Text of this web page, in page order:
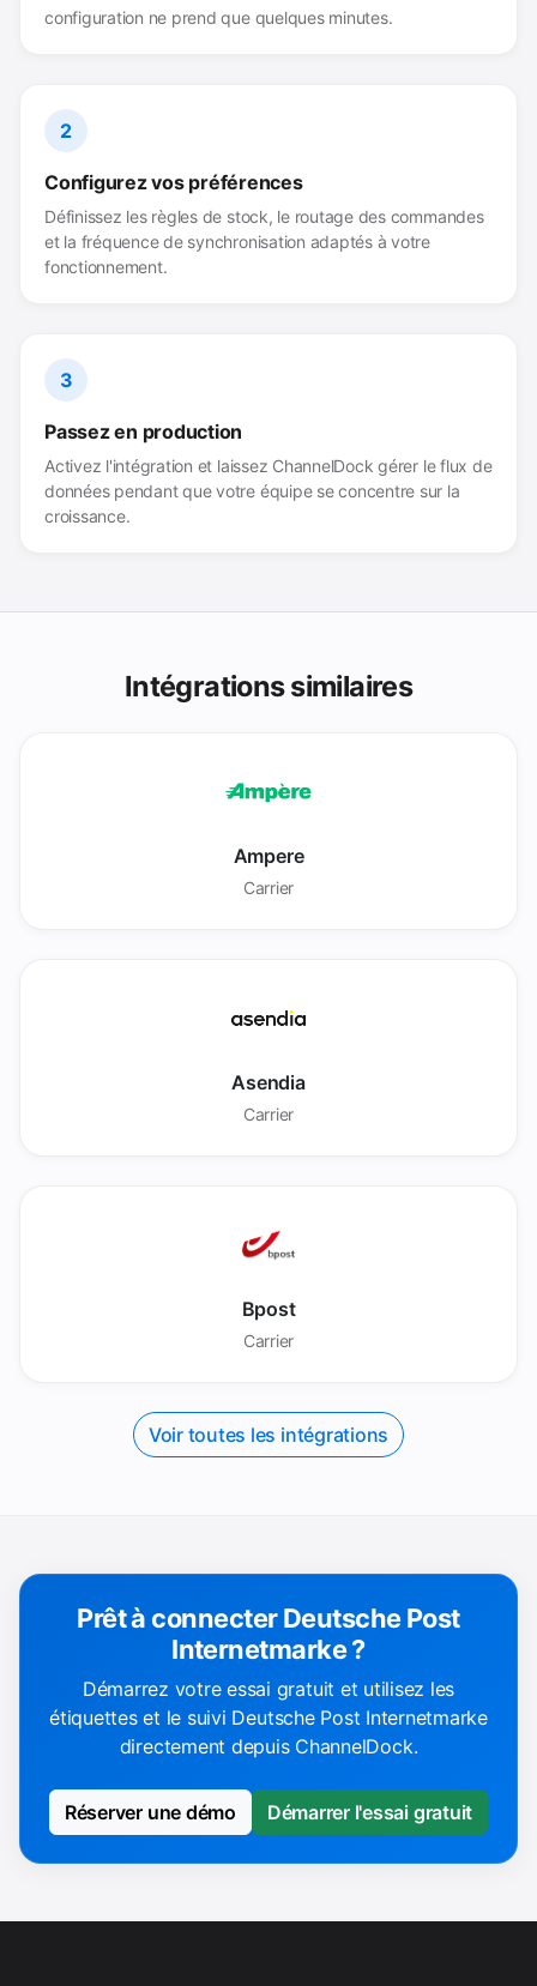
configuration ne prend que quelques minutes.
2
Configurez vos préférences
Définissez les règles de stock, le routage des commandes
et la fréquence de synchronisation adaptés à votre
fonctionnement.
3
Passez en production
Activez l'intégration et laissez ChannelDock gérer le flux de
données pendant que votre équipe se concentre sur la
croissance.
Intégrations similaires
Ampere
Carrier
Asendia
Carrier
Bpost
Carrier
Voir toutes les intégrations
Prêt à connecter Deutsche Post
Internetmarke ?
Démarrez votre essai gratuit et utilisez les
étiquettes et le suivi Deutsche Post Internetmarke
directement depuis ChannelDock.
Réserver une démo Démarrer l'essai gratuit